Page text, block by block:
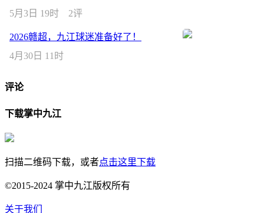
5月3日 19时
2评
2026赣超，九江球迷准备好了！
4月30日 11时
评论
下载掌中九江
扫描二维码下载，或者点击这里下载
©2015-2024 掌中九江版权所有
关于我们